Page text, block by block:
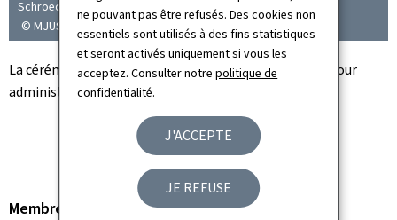
ne pouvant pas être refusés. Des cookies non
essentiels sont utilisés à des fins statistiques
et seront activés uniquement si vous les
acceptez. Consulter notrepolitique de
confidentialité.
J'ACCEPTE
JE REFUSE
Schroeder, premier conseiller à la Cour administrative
© MJUST
La cérémonie a eu lieu en présence du président de la Cour
administrative, Francis Delaporte.
Membre du gouvernement